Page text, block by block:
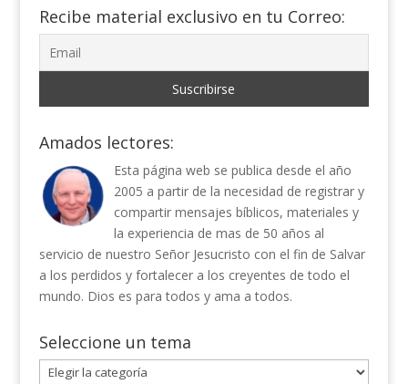
Recibe material exclusivo en tu Correo:
Amados lectores:
Esta página web se publica desde el año
2005 a partir de la necesidad de registrar y
compartir mensajes bíblicos, materiales y
la experiencia de mas de 50 años al
servicio de nuestro Señor Jesucristo con el fin de Salvar
a los perdidos y fortalecer a los creyentes de todo el
mundo. Dios es para todos y ama a todos.
Seleccione un tema
Seleccione